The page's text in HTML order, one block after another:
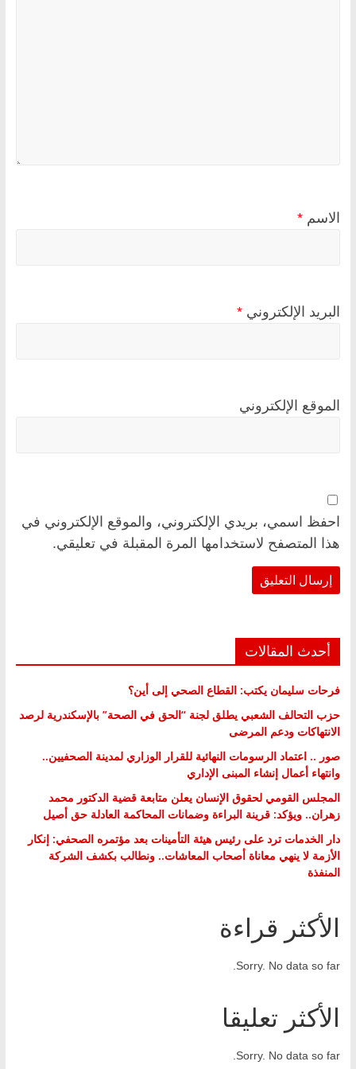
الاسم *
البريد الإلكتروني *
الموقع الإلكتروني
احفظ اسمي، بريدي الإلكتروني، والموقع الإلكتروني في
هذا المتصفح لاستخدامها المرة المقبلة في تعليقي.
أحدث المقالات
فرحات سليمان يكتب: القطاع الصحي إلى أين؟
حزب التحالف الشعبي يطلق لجنة “الحق في الصحة” بالإسكندرية لرصد
الانتهاكات ودعم المرضى
صور .. اعتماد الرسومات النهائية للقرار الوزاري لمدينة الصحفيين..
وانتهاء أعمال إنشاء المبنى الإداري
المجلس القومي لحقوق الإنسان يعلن متابعة قضية الدكتور محمد
زهران.. ويؤكد: قرينة البراءة وضمانات المحاكمة العادلة حق أصيل
دار الخدمات ترد على رئيس هيئة التأمينات بعد مؤتمره الصحفي: إنكار
الأزمة لا ينهي معاناة أصحاب المعاشات.. ونطالب بكشف الشركة
المنفذة
الأكثر قراءة
Sorry. No data so far.
الأكثر تعليقا
Sorry. No data so far.